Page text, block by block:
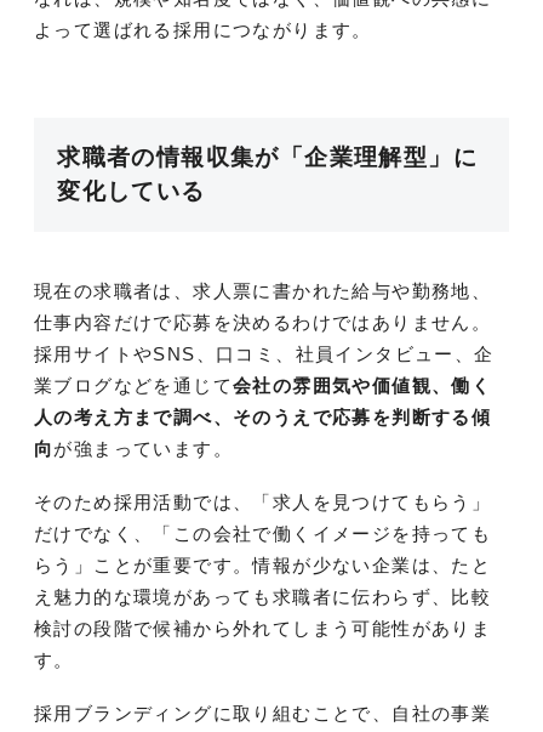
よって選ばれる採用につながります。
求職者の情報収集が「企業理解型」に
変化している
現在の求職者は、求人票に書かれた給与や勤務地、
仕事内容だけで応募を決めるわけではありません。
採用サイトやSNS、口コミ、社員インタビュー、企
業ブログなどを通じて会社の雰囲気や価値観、働く
人の考え方まで調べ、そのうえで応募を判断する傾
向が強まっています。
そのため採用活動では、「求人を見つけてもらう」
だけでなく、「この会社で働くイメージを持っても
らう」ことが重要です。情報が少ない企業は、たと
え魅力的な環境があっても求職者に伝わらず、比較
検討の段階で候補から外れてしまう可能性がありま
す。
採用ブランディングに取り組むことで、自社の事業